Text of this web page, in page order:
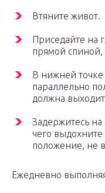
Втяните живот.
Приседайте на
прямой спиной,
В нижней точке
параллельно
должна
Задержитесь
чего
положение, не
Ежедневно